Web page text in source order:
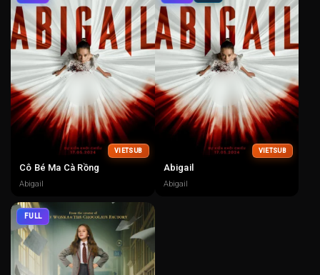
VIETSUB
Cô Bé Ma Cà Rồng
Abigail
VIETSUB
Abigail
Abigail
FULL